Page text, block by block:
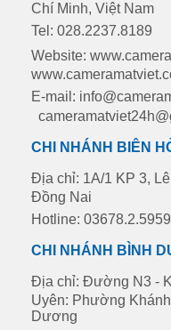
Chí Minh, Việt Nam
Tel:
Website:
E-mail:
CHI NHÁNH BIÊN
Địa chỉ: 1A/1 KP 3,
Đồng Nai
Hotline:
CHI NHÁNH BÌNH
Địa chỉ: Đường N3 -
Uyên: Phường
Dương